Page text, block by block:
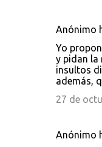
Anónimo
Yo
y pidan la
insultos
además,
27 de
Anónimo